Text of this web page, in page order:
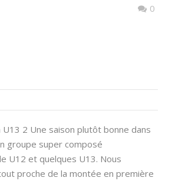
0
U13 2 Une saison plutôt bonne dans
groupe super composé
U12 et quelques U13. Nous
proche de la montée en première